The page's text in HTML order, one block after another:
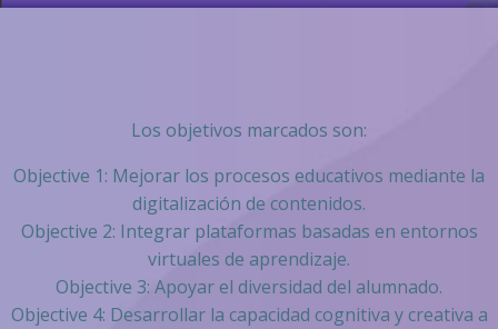
Los objetivos marcados son:
Objective 1: Mejorar los procesos educativos mediante la
digitalización de contenidos.
Objective 2: Integrar plataformas basadas en entornos
virtuales de aprendizaje.
Objective 3: Apoyar el diversidad del alumnado.
Objective 4: Desarrollar la capacidad cognitiva y creativa a